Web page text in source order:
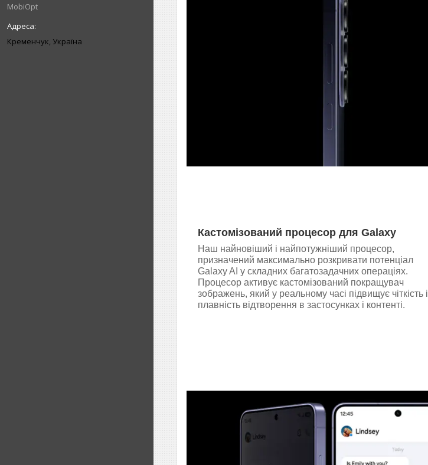
MobiOpt
Кременчук, Україна
Кастомізований процесор для Galaxy
Наш найновіший і найпотужніший процесор,
призначений максимально розкривати потенціал
Galaxy AI у складних багатозадачних операціях.
Процесор активує кастомізований покращувач
зображень, який у реальному часі підвищує чіткість і
плавність відтворення в застосунках і контенті.